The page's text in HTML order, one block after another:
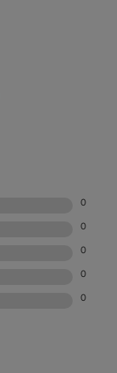
0
0
0
0
0